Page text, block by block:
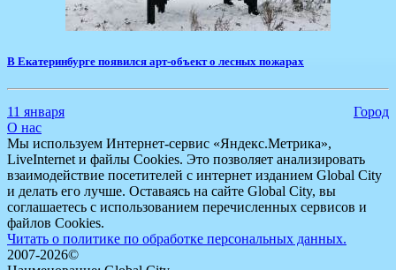
​В Екатеринбурге появился арт-объект о лесных пожарах
11 января
Город
О нас
Мы используем Интернет-сервис «Яндекс.Метрика»,
LiveInternet и файлы Cookies. Это позволяет анализировать
взаимодействие посетителей с интернет изданием Global City
и делать его лучше. Оставаясь на сайте Global City, вы
соглашаетесь с использованием перечисленных сервисов и
файлов Cookies.
Читать о политике по обработке персональных данных.
2007-2026©